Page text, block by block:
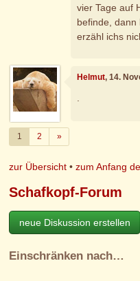
vier Tage auf
befinde, dann
erzähl ichs
Helmut, 14.
1 2 »Weiter
zur Übersicht •zum Anfang
Schafkopf-Forum
neue Diskussion erstellen
Einschränken nach…